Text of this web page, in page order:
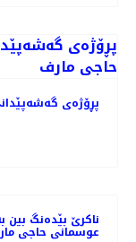
پڕۆژەی
ناکرێ بێدەنگ بین
عوسمانی حاجی